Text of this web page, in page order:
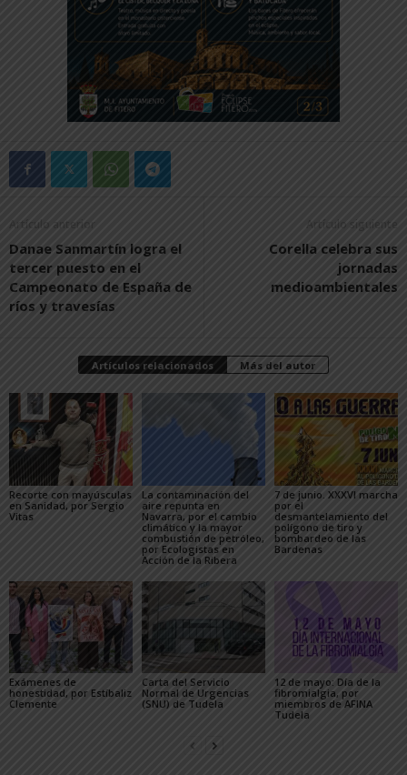
Artículo anterior
Danae Sanmartín logra el
tercer puesto en el
Campeonato de España de
ríos y travesías
Artículo siguiente
Corella celebra sus
jornadas
medioambientales
Artículos relacionados Más del autor
Recorte con mayúsculas
en Sanidad, por Sergio
Vitas
La contaminación del
aire repunta en
Navarra, por el cambio
climático y la mayor
combustión de petróleo,
por Ecologistas en
Acción de la Ribera
7 de junio. XXXVI marcha
por el
desmantelamiento del
polígono de tiro y
bombardeo de las
Bardenas
Exámenes de
honestidad, por Estíbaliz
Clemente
Carta del Servicio
Normal de Urgencias
(SNU) de Tudela
12 de mayo: Día de la
fibromialgia, por
miembros de AFINA
Tudela